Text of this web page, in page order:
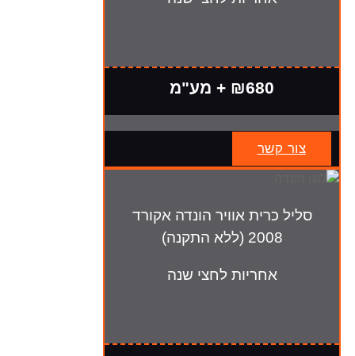
₪680 + מע"מ
צור קשר
סליל כרית אוויר הונדה אקורד
2008 (ללא התקנה)
אחריות לחצי שנה